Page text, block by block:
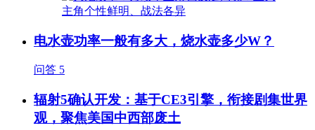
电水壶功率一般有多大，烧水壶多少W？
问答 5
辐射5确认开发：基于CE3引擎，衔接剧集世界
观，聚焦美国中西部废土